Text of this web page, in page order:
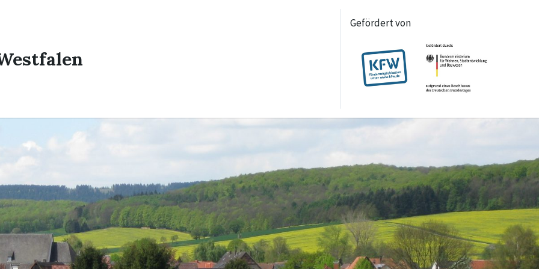
Gefördert von